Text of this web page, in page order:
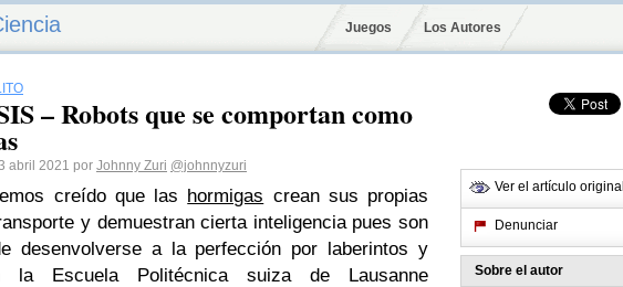
Juegos Los Autores
– Robots que se comportan como
abril 2021 por Johnny Zuri @johnnyzuri
creído que las hormigas crean sus propias
y demuestran cierta inteligencia pues son
desenvolverse a la perfección por laberintos y
la Escuela Politécnica suiza de Lausanne
Ver el artículo original
Denunciar
Sobre el autor